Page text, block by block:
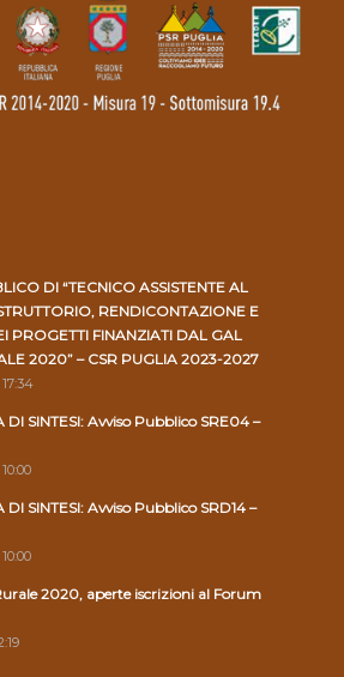
DI “TECNICO ASSISTENTE AL
RENDICONTAZIONE E
PROGETTI FINANZIATI DAL GAL
2020” – CSR PUGLIA 2023-2027
DI SINTESI: Avviso Pubblico SRE04 –
DI SINTESI: Avviso Pubblico SRD14 –
2020, aperte iscrizioni al Forum